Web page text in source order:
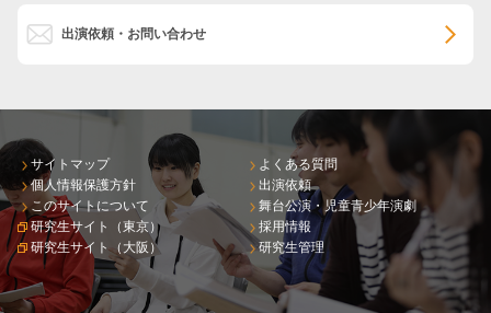
出演依頼・お問い合わせ
サイトマップ
個人情報保護方針
このサイトについて
研究生サイト（東京）
研究生サイト（大阪）
よくある質問
出演依頼
舞台公演・児童青少年演劇
採用情報
研究生管理